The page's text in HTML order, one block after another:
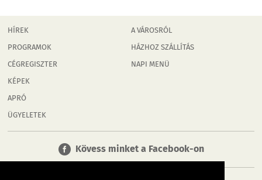
HÍREK
PROGRAMOK
CÉGREGISZTER
KÉPEK
APRÓ
ÜGYELETEK
A VÁROSRÓL
HÁZHOZ SZÁLLÍTÁS
NAPI MENÜ
Kövess minket a Facebook-on